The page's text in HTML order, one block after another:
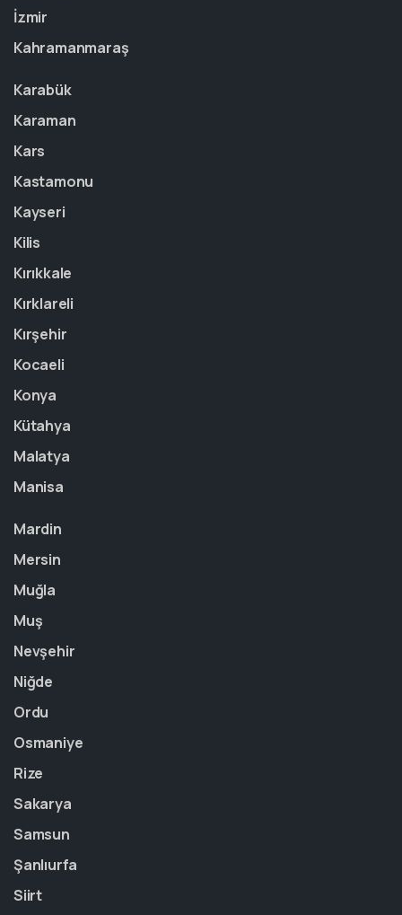
İzmir
Kahramanmaraş
Karabük
Karaman
Kars
Kastamonu
Kayseri
Kilis
Kırıkkale
Kırklareli
Kırşehir
Kocaeli
Konya
Kütahya
Malatya
Manisa
Mardin
Mersin
Muğla
Muş
Nevşehir
Niğde
Ordu
Osmaniye
Rize
Sakarya
Samsun
Şanlıurfa
Siirt